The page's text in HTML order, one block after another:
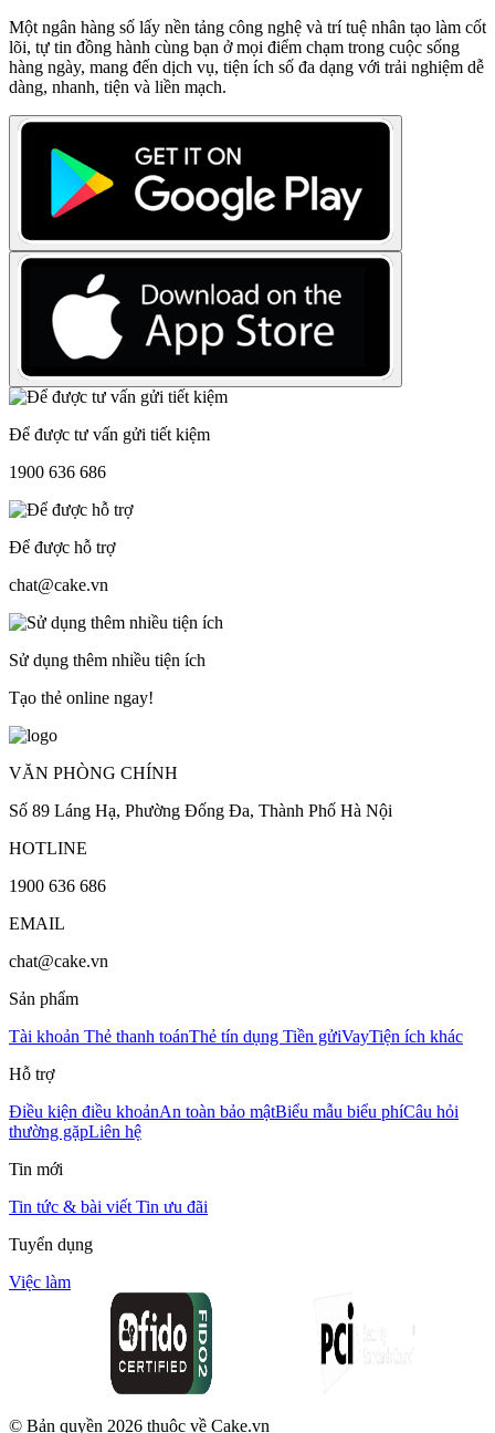
Một ngân hàng số lấy nền tảng công nghệ và trí tuệ nhân tạo làm cốt
lõi, tự tin đồng hành cùng bạn ở mọi điểm chạm trong cuộc sống
hàng ngày, mang đến dịch vụ, tiện ích số đa dạng với trải nghiệm dễ
dàng, nhanh, tiện và liền mạch.
Để được tư vấn gửi tiết kiệm
1900 636 686
Để được hỗ trợ
chat@cake.vn
Sử dụng thêm nhiều tiện ích
Tạo thẻ online ngay!
VĂN PHÒNG CHÍNH
Số 89 Láng Hạ, Phường Đống Đa, Thành Phố Hà Nội
HOTLINE
1900 636 686
EMAIL
chat@cake.vn
Sản phẩm
Tài khoản Thẻ thanh toánThẻ tín dụng Tiền gửiVayTiện ích khác
Hỗ trợ
Điều kiện điều khoảnAn toàn bảo mậtBiểu mẫu biểu phíCâu hỏi
thường gặpLiên hệ
Tin mới
Tin tức & bài viết Tin ưu đãi
Tuyển dụng
Việc làm
© Bản quyền 2026 thuộc về Cake.vn